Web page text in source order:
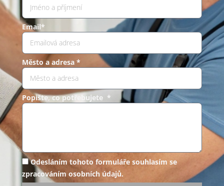
Email*
Město a adresa *
Popište, co potřebujete *
Odesláním tohoto formuláře souhlasím se
zpracováním osobních údajů.